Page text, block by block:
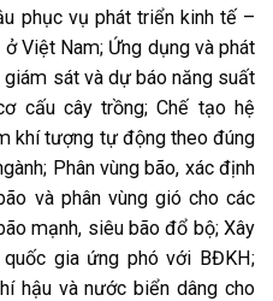
phục vụ phát triển kinh tế –
Việt Nam; Ứng dụng và phát
sát và dự báo năng suất
cấu cây trồng; Chế tạo hệ
khí tượng tự động theo đúng
Phân vùng bão, xác định
và phân vùng gió cho các
mạnh, siêu bão đổ bộ; Xây
gia ứng phó với BĐKH;
hậu và nước biển dâng cho